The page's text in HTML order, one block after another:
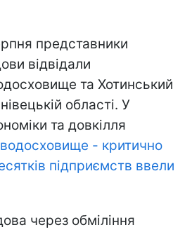
представники
відвідали
та Хотинський
області. У
та довкілля
водосховище - критично
підприємств ввели
через обміління